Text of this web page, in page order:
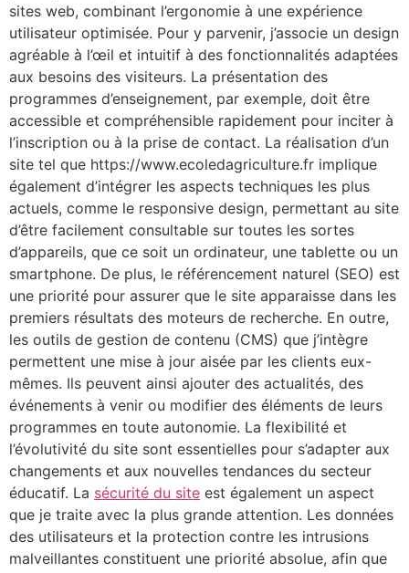
sites web, combinant l’ergonomie à une expérience
utilisateur optimisée. Pour y parvenir, j’associe un design
agréable à l’œil et intuitif à des fonctionnalités adaptées
aux besoins des visiteurs. La présentation des
programmes d’enseignement, par exemple, doit être
accessible et compréhensible rapidement pour inciter à
l’inscription ou à la prise de contact. La réalisation d’un
site tel que https://www.ecoledagriculture.fr implique
également d’intégrer les aspects techniques les plus
actuels, comme le responsive design, permettant au site
d’être facilement consultable sur toutes les sortes
d’appareils, que ce soit un ordinateur, une tablette ou un
smartphone. De plus, le référencement naturel (SEO) est
une priorité pour assurer que le site apparaisse dans les
premiers résultats des moteurs de recherche. En outre,
les outils de gestion de contenu (CMS) que j’intègre
permettent une mise à jour aisée par les clients eux-
mêmes. Ils peuvent ainsi ajouter des actualités, des
événements à venir ou modifier des éléments de leurs
programmes en toute autonomie. La flexibilité et
l’évolutivité du site sont essentielles pour s’adapter aux
changements et aux nouvelles tendances du secteur
éducatif. La sécurité du site est également un aspect
que je traite avec la plus grande attention. Les données
des utilisateurs et la protection contre les intrusions
malveillantes constituent une priorité absolue, afin que